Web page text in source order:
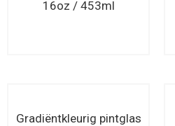
16oz / 453ml
Gradiëntkleurig pintglas